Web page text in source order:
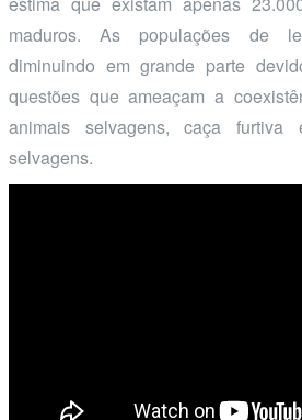
maduros. As populações de
diminuindo em grande parte
questões que ameaçam a
animais selvagens, caça
selvagens.